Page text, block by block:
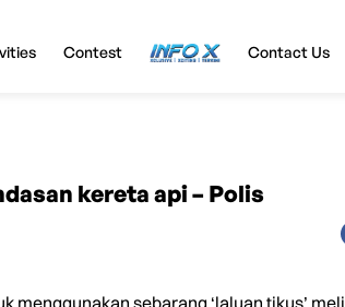
Contest InfoX Contact Us
kereta api – Polis
menggunakan sebarang ‘laluan tikus’